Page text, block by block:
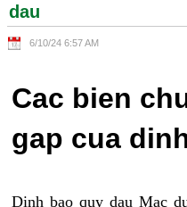
dau
6/10/24 6:57 AM
Cac bien
gap cua
Dinh bao quy dau Mac